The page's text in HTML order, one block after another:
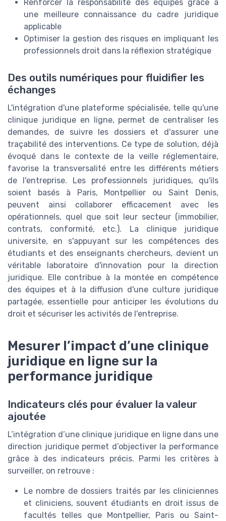
Renforcer la responsabilite des équipes grâce à
une meilleure connaissance du cadre juridique
applicable
Optimiser la gestion des risques en impliquant les
professionnels droit dans la réflexion stratégique
Des outils numériques pour fluidifier les
échanges
L'intégration d'une plateforme spécialisée, telle qu'une
clinique juridique en ligne, permet de centraliser les
demandes, de suivre les dossiers et d'assurer une
traçabilité des interventions. Ce type de solution, déjà
évoqué dans le contexte de la veille réglementaire,
favorise la transversalité entre les différents métiers
de l'entreprise. Les professionnels juridiques, qu'ils
soient basés à Paris, Montpellier ou Saint Denis,
peuvent ainsi collaborer efficacement avec les
opérationnels, quel que soit leur secteur (immobilier,
contrats, conformité, etc.). La clinique juridique
universite, en s'appuyant sur les compétences des
étudiants et des enseignants chercheurs, devient un
véritable laboratoire d'innovation pour la direction
juridique. Elle contribue à la montée en compétence
des équipes et à la diffusion d'une culture juridique
partagée, essentielle pour anticiper les évolutions du
droit et sécuriser les activités de l'entreprise.
Mesurer l’impact d’une clinique
juridique en ligne sur la
performance juridique
Indicateurs clés pour évaluer la valeur
ajoutée
L’intégration d’une clinique juridique en ligne dans une
direction juridique permet d’objectiver la performance
grâce à des indicateurs précis. Parmi les critères à
surveiller, on retrouve :
Le nombre de dossiers traités par les cliniciennes
et cliniciens, souvent étudiants en droit issus de
facultés telles que Montpellier, Paris ou Saint-